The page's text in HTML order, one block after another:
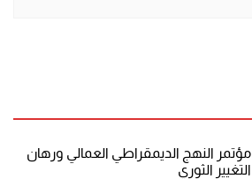
مؤتمر النهج الديمقراطي العمالي ورهان
التغيير الثوري